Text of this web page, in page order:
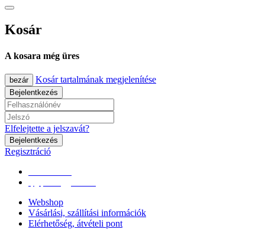
Kosár
A kosara még üres
bezár Kosár tartalmának megjelenítése
Bejelentkezés
Elfelejtette a jelszavát?
Bejelentkezés
Regisztráció
Webshop
Vásárlási, szállítási információk
Elérhetőség, átvételi pont